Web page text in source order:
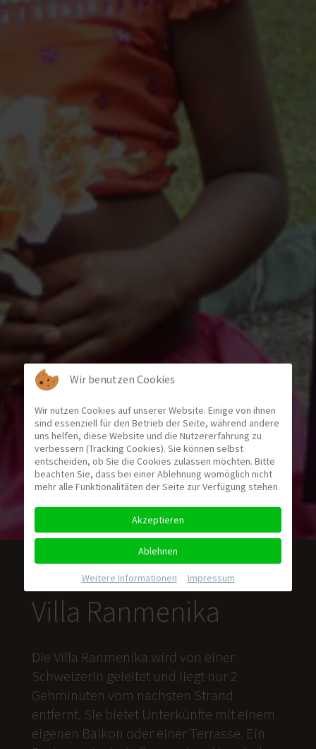
Villa Ranmenika
Die Villa Ranmenika wird von einer
Schweizerin geleitet und liegt nur 2
Gehminuten vom nächsten Strand
entfernt. Sie bietet Unterkünfte mit einem
eigenen Balkon oder einer Terrasse. Ein
Wir benutzen Cookies
Wir nutzen Cookies auf unserer Website. Einige von ihnen
sind essenziell für den Betrieb der Seite, während andere
uns helfen, diese Website und die Nutzererfahrung zu
verbessern (Tracking Cookies). Sie können selbst
entscheiden, ob Sie die Cookies zulassen möchten. Bitte
beachten Sie, dass bei einer Ablehnung womöglich nicht
mehr alle Funktionalitäten der Seite zur Verfügung stehen.
Akzeptieren
Ablehnen
Weitere Informationen Impressum